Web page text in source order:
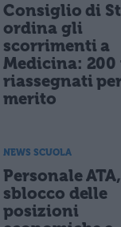
Consiglio di
ordina gli
scorrimenti a
Medicina: 200
riassegnati
merito
NEWS SCUOLA
Personale ATA,
sblocco delle
posizioni